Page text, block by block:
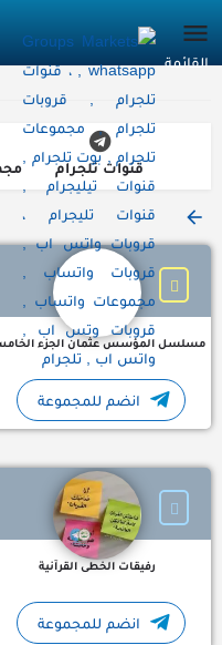
قنوات تلجرام
مسلسل المؤسس عثمان الجزء
قروب تلجرام
انضم للمجموعة
رفيقات الخطى القرآنية
حلقتين قرأن ف
انضم للمجموعة
أخبار الفوركس